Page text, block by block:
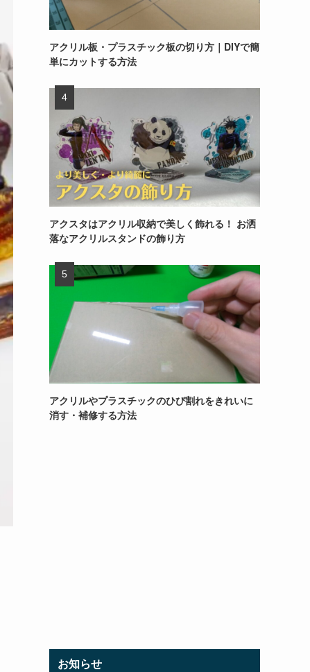
アクリル板・プラスチック板の切り方｜DIYで簡
単にカットする方法
アクスタはアクリル収納で美しく飾れる！ お洒
落なアクリルスタンドの飾り方
アクリルやプラスチックのひび割れをきれいに
消す・補修する方法
お知らせ